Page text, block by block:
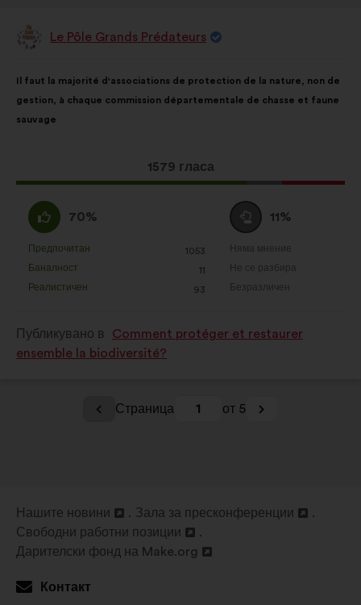
ПредложениеLe Pôle Grands Prédateurs
на
предложението:
Il faut la majorité d'associations de protection de la nature, non de
gestion, à chaque commission départementale de chasse et faune
sauvage
Това
предложение
1579 гласа
разпределението
е:
Съгласен
съм
:
70%
в
:
Предпочитан
: 1053
пъти
Баналност
: 11
пъти
Реалистичен
: 93
пъти
Въздържал
се
:
11%
в
Няма мнение
:пъти
Не се разбира
:пъти
Безразличен
:пъти
Публикувано в
Comment protéger et restaurer
ensemble la biodiversité?
Страница 1 от 5
Нашите новини
нов
раздел
Зала за пресконференции
Отваряне
Свободни работни позиции
Отваряне
в
нов
Дарителски фонд на Make.org
Отваряне
в
Контакт